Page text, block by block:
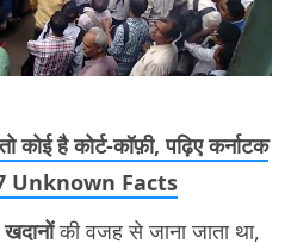
कोई है कोर्ट-कॉफ़ी, पढ़िए कर्नाटक
7 Unknown Facts
की वजह से जाना जाता था,